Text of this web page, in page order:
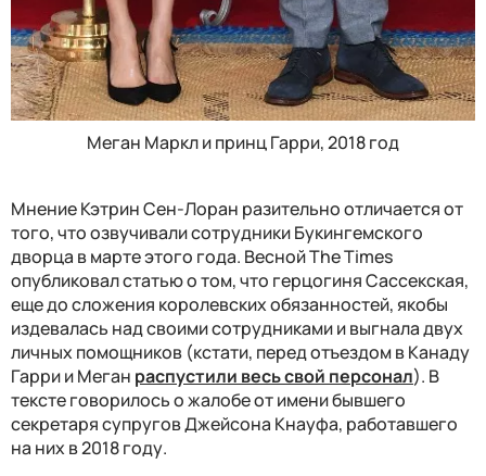
Меган Маркл и принц Гарри, 2018 год
Мнение Кэтрин Сен-Лоран разительно отличается от
того, что озвучивали сотрудники Букингемского
дворца в марте этого года. Весной The Times
опубликовал статью о том, что герцогиня Сассекская,
еще до сложения королевских обязанностей, якобы
издевалась над своими сотрудниками и выгнала двух
личных помощников (кстати, перед отъездом в Канаду
Гарри и Меган распустили весь свой персонал). В
тексте говорилось о жалобе от имени бывшего
секретаря супругов Джейсона Кнауфа, работавшего
на них в 2018 году.